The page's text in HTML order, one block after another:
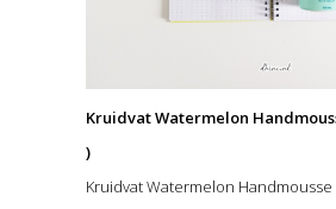
Kruidvat Watermelon
)
Kruidvat Watermelon